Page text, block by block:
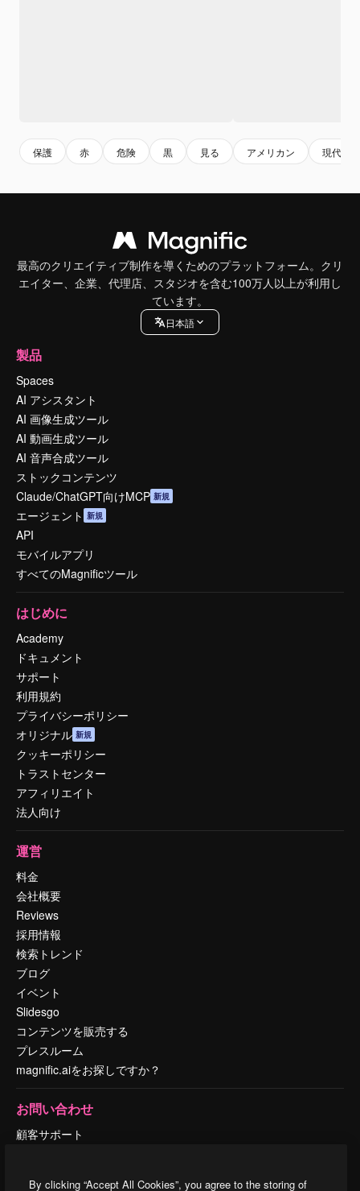
保護 赤 危険 黒 見る アメリカン 現代の
最高のクリエイティブ制作を導くためのプラットフォーム。クリ
エイター、企業、代理店、スタジオを含む100万人以上が利用し
ています。
日本語
製品
Spaces
AI アシスタント
AI 画像生成ツール
AI 動画生成ツール
AI 音声合成ツール
ストックコンテンツ
Claude/ChatGPT向けMCP 新規
エージェント 新規
API
モバイルアプリ
すべてのMagnificツール
はじめに
Academy
ドキュメント
サポート
利用規約
プライバシーポリシー
オリジナル 新規
クッキーポリシー
トラストセンター
アフィリエイト
法人向け
運営
料金
会社概要
Reviews
採用情報
検索トレンド
ブログ
イベント
Slidesgo
コンテンツを販売する
プレスルーム
magnific.aiをお探しですか？
お問い合わせ
顧客サポート
By clicking “Accept All Cookies”, you agree to the storing of